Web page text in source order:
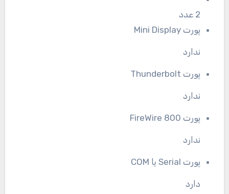
2 عدد
پورت Mini Display
ندارد
پورت Thunderbolt
ندارد
پورت FireWire 800
ندارد
پورت Serial یا COM
دارد